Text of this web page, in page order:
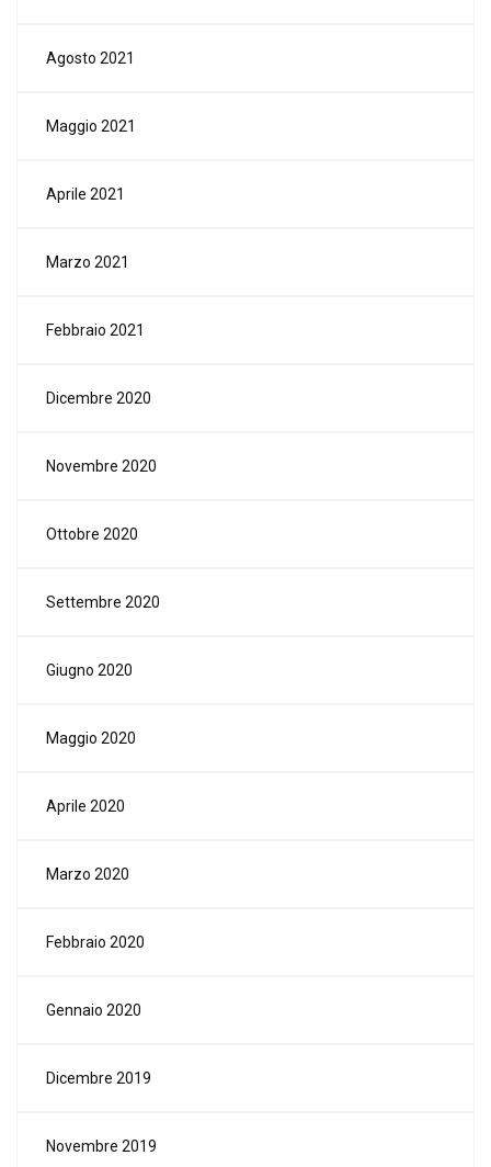
Agosto 2021
Maggio 2021
Aprile 2021
Marzo 2021
Febbraio 2021
Dicembre 2020
Novembre 2020
Ottobre 2020
Settembre 2020
Giugno 2020
Maggio 2020
Aprile 2020
Marzo 2020
Febbraio 2020
Gennaio 2020
Dicembre 2019
Novembre 2019